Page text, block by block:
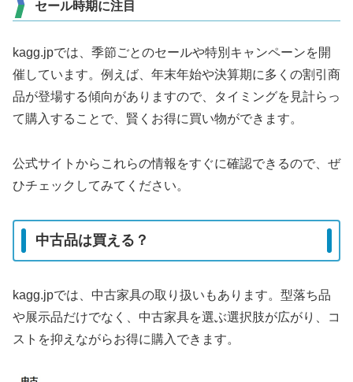
セール時期に注目
kagg.jpでは、季節ごとのセールや特別キャンペーンを開
催しています。例えば、年末年始や決算期に多くの割引商
品が登場する傾向がありますので、タイミングを見計らっ
て購入することで、賢くお得に買い物ができます。
公式サイトからこれらの情報をすぐに確認できるので、ぜ
ひチェックしてみてください。
中古品は買える？
kagg.jpでは、中古家具の取り扱いもあります。型落ち品
や展示品だけでなく、中古家具を選ぶ選択肢が広がり、コ
ストを抑えながらお得に購入できます。